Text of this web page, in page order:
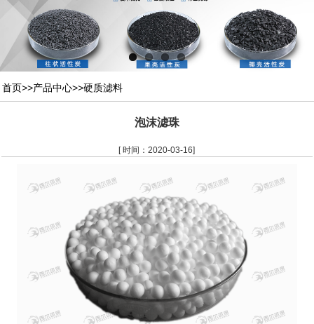
首页>>产品中心>>硬质滤料
泡沫滤珠
[ 时间：2020-03-16]